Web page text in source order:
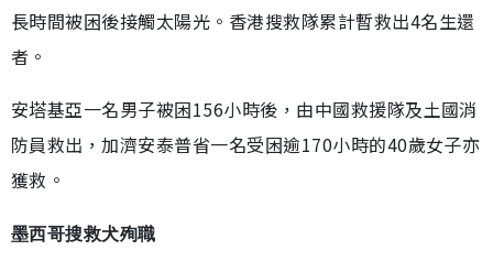
長時間被困後接觸太陽光。香港搜救隊累計暫救出4名生還
者。
安塔基亞一名男子被困156小時後，由中國救援隊及土國消
防員救出，加濟安泰普省一名受困逾170小時的40歲女子亦
獲救。
墨西哥搜救犬殉職